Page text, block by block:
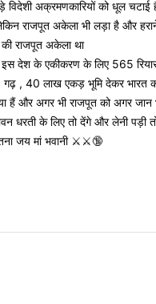
अक्रमणकारियों को धूल चटाई
राजपूत अकेला भी लड़ा है और
की राजपूत अकेला था
इस देश के एकीकरण के लिए 565
, 40 लाख एकड़ भूमि देकर भारत
हैं और अगर भी राजपूत को अगर जान
धरती के लिए तो देंगे और लेनी पड़ी
जय मां भवानी ⚔️⚔️🔞